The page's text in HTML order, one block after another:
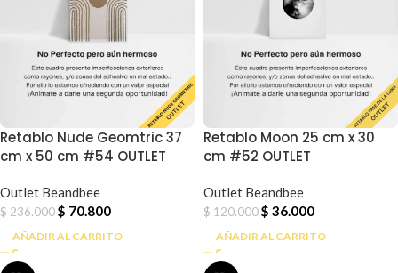
Retablo Nude Geomtric 37
cm x 50 cm #54 OUTLET
Outlet Beandbee
$236.000$ 70.800
AÑADIR AL CARRITO
Retablo Moon 25 cm x 30
cm #52 OUTLET
Outlet Beandbee
$120.000$ 36.000
AÑADIR AL CARRITO